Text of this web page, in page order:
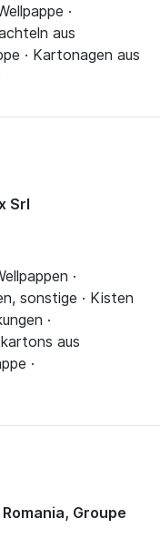
·
aus
· Kartonagen aus
Srl
·
sonstige · Kisten
·
aus
·
Groupe